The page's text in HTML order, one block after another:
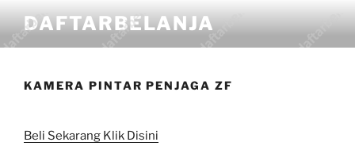
DAFTARBELANJA
KAMERA PINTAR PENJAGA ZF
Beli Sekarang Klik Disini